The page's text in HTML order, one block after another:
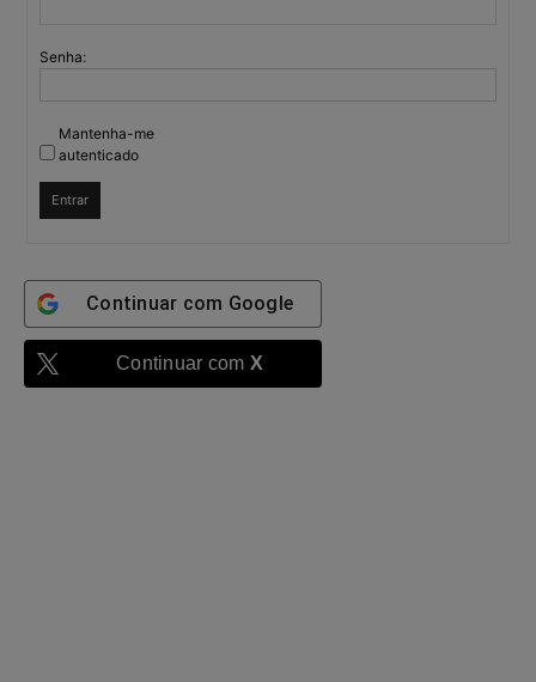
Senha:
Mantenha-me
autenticado
Entrar
Continuar com Google
Continuar com X